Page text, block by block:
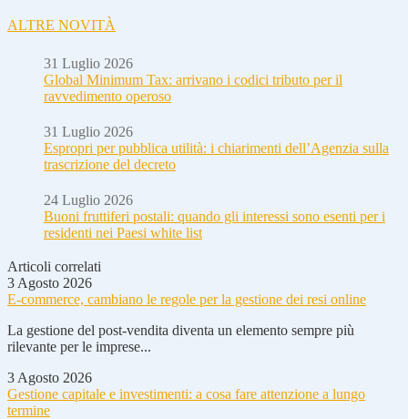
ALTRE NOVITÀ
31 Luglio 2026
Global Minimum Tax: arrivano i codici tributo per il
ravvedimento operoso
31 Luglio 2026
Espropri per pubblica utilità: i chiarimenti dell’Agenzia sulla
trascrizione del decreto
24 Luglio 2026
Buoni fruttiferi postali: quando gli interessi sono esenti per i
residenti nei Paesi white list
Articoli correlati
3 Agosto 2026
E-commerce, cambiano le regole per la gestione dei resi online
La gestione del post-vendita diventa un elemento sempre più
rilevante per le imprese...
3 Agosto 2026
Gestione capitale e investimenti: a cosa fare attenzione a lungo
termine